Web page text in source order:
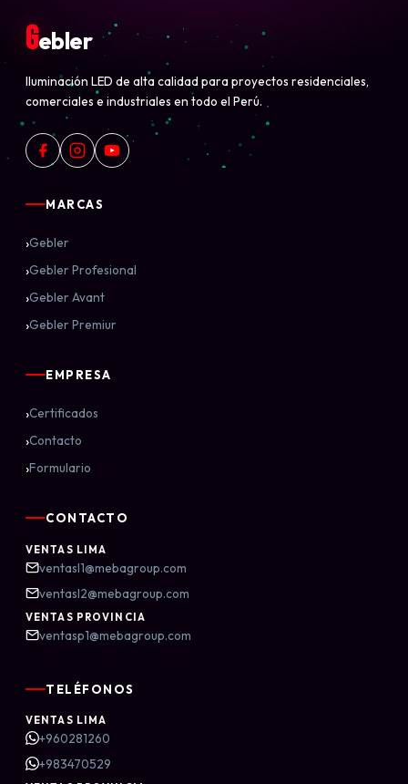
Gebler
Iluminación LED de alta calidad para proyectos residenciales,
comerciales e industriales en todo el Perú.
MARCAS
›Gebler
›Gebler Profesional
›Gebler Avant
›Gebler Premiur
EMPRESA
›Certificados
›Contacto
›Formulario
CONTACTO
VENTAS LIMA
ventasl1@mebagroup.com
ventasl2@mebagroup.com
VENTAS PROVINCIA
ventasp1@mebagroup.com
TELÉFONOS
VENTAS LIMA
+960281260
+983470529